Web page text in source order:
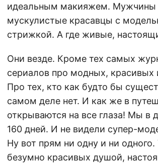
идеальным макияжем. Мужчины
мускулистые красавцы с
стрижкой. А где живые,
Они везде. Кроме тех самых
сериалов про модных, красивых
Про тех, кто как будто бы
самом деле нет. И как же в
открываются на все глаза! Мы в
160 дней. И не видели супер-
Ну вот прям ни одну и ни одного.
безумно красивых душой,